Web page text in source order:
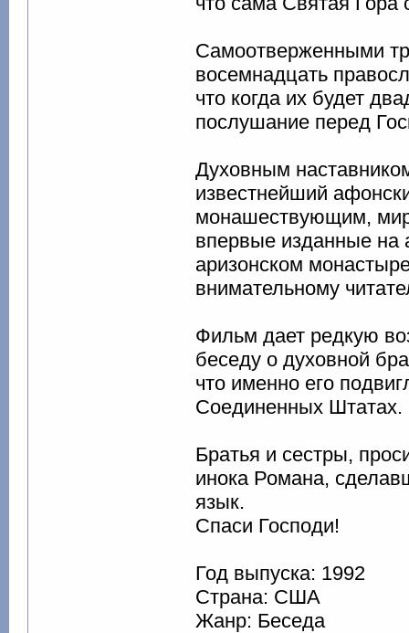
Самоотверженными
восемнадцать
что когда их будет
послушание перед
Духовным
известнейший
монашествующим,
впервые изданные на
аризонском
внимательному
Фильм дает редкую
беседу о духовной
что именно его
Соединенных Штатах.
Братья и сестры,
инока Романа,
язык.
Спаси Господи!
Год выпуска: 1992
Страна: США
Жанр: Беседа